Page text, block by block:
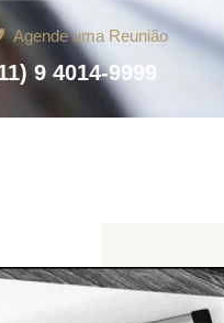
Agende uma Reunião
9 4014-9999